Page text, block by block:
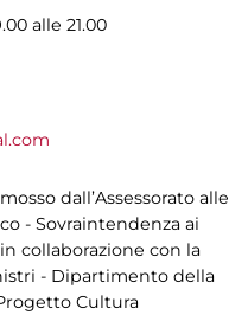
alle 21.00
dall’Assessorato alle
- Sovraintendenza ai
collaborazione con la
- Dipartimento della
Cultura